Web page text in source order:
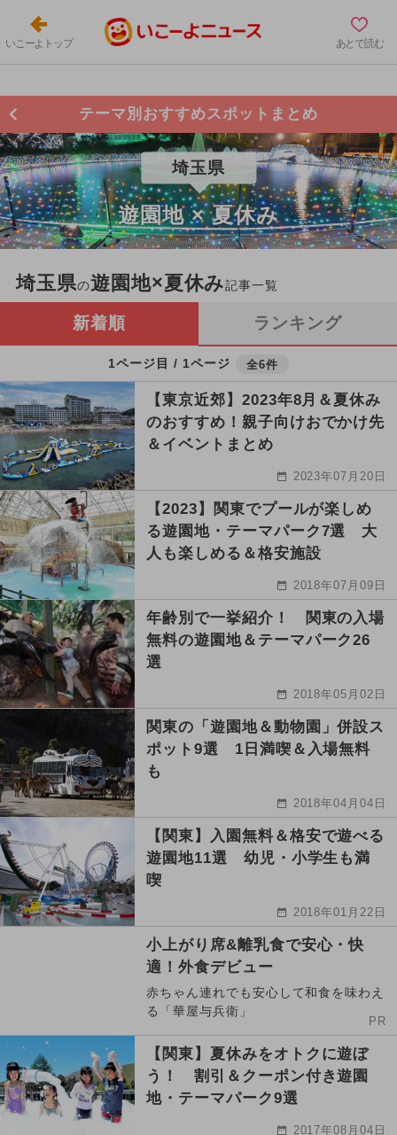
いこーよトップ あとで読む
テーマ別おすすめスポットまとめ
埼玉県
遊園地 × 夏休み
埼玉県の遊園地×夏休み記事一覧
新着順 ランキング
1ページ目 / 1ページ 全6件
【東京近郊】2023年8月＆夏休み
のおすすめ！親子向けおでかけ先
＆イベントまとめ
2023年07月20日
【2023】関東でプールが楽しめ
る遊園地・テーマパーク7選 大
人も楽しめる＆格安施設
2018年07月09日
年齢別で一挙紹介！ 関東の入場
無料の遊園地＆テーマパーク26
選
2018年05月02日
関東の「遊園地＆動物園」併設ス
ポット9選 1日満喫＆入場無料
も
2018年04月04日
【関東】入園無料＆格安で遊べる
遊園地11選 幼児・小学生も満
喫
2018年01月22日
小上がり席&離乳食で安心・快
適！外食デビュー
赤ちゃん連れでも安心して和食を味わえ
る「華屋与兵衛」
PR
【関東】夏休みをオトクに遊ぼ
う！ 割引＆クーポン付き遊園
地・テーマパーク9選
2017年08月04日